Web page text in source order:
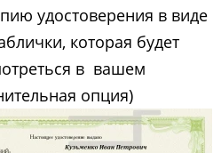
удостоверения в виде
которая будет
в вашем
опция)